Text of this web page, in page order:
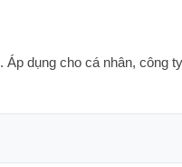
. Áp dụng cho cá nhân, công